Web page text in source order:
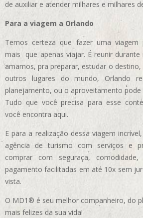
de auxiliar e atender milhares e milhares
Para a viagem a Orlando
Temos certeza que fazer uma
mais que apenas viajar. É reunir durante
amamos, pra preparar, estudar o
outros lugares do mundo, Orlando
planejamento, ou o aproveitamento pode
Tudo que você precisa para esse
você encontra aqui.
E para a realização dessa viagem
agência de turismo com serviços e
comprar com seguraça,
pagamento facilitadas em até 10x sem
vista.
O MD1® é seu melhor companheiro, do
mais felizes da sua vida!